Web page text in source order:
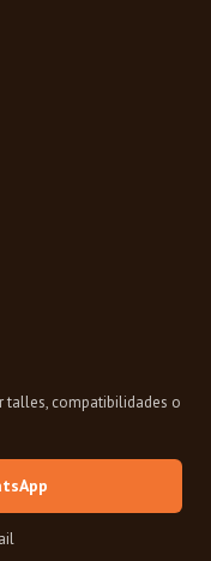
talles, compatibilidades o